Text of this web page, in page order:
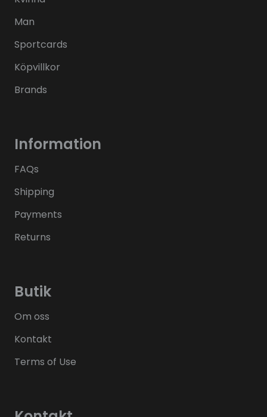
Man
Sportcards
Köpvillkor
Brands
Information
FAQs
Shipping
Payments
Returns
Butik
Om oss
Kontakt
Terms of Use